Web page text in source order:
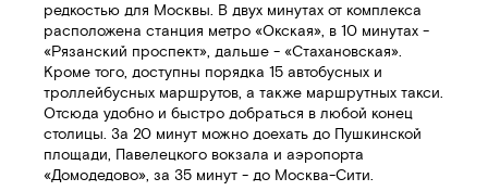
редкостью для Москвы. В двух минутах от комплекса
расположена станция метро «Окская», в 10 минутах -
«Рязанский проспект», дальше - «Стахановская».
Кроме того, доступны порядка 15 автобусных и
троллейбусных маршрутов, а также маршрутных такси.
Отсюда удобно и быстро добраться в любой конец
столицы. За 20 минут можно доехать до Пушкинской
площади, Павелецкого вокзала и аэропорта
«Домодедово», за 35 минут - до Москва-Сити.